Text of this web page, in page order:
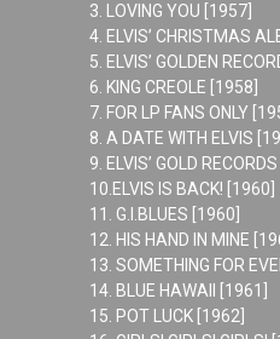
3. LOVING YOU [1957]
4. ELVIS’ CHRISTMAS
5. ELVIS’ GOLDEN
6. KING CREOLE [1958]
7. FOR LP FANS ONLY
8. A DATE WITH ELVIS
9. ELVIS’ GOLD
10.ELVIS IS BACK! [1960]
11. G.I.BLUES [1960]
12. HIS HAND IN MINE
13. SOMETHING FOR
14. BLUE HAWAII [1961]
15. POT LUCK [1962]